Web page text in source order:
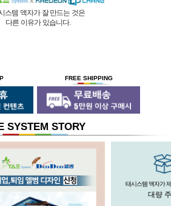
스템 액자가 잘 만드는 것은
다른 이유가 있습니다.
다.
해
다.
세계 각국에 기계수출은 물론 기술지원을
하고 있습니다.
고
아
다.
FREE SHIPPING
SYSTEM STORY
태시스템 액자가
대량